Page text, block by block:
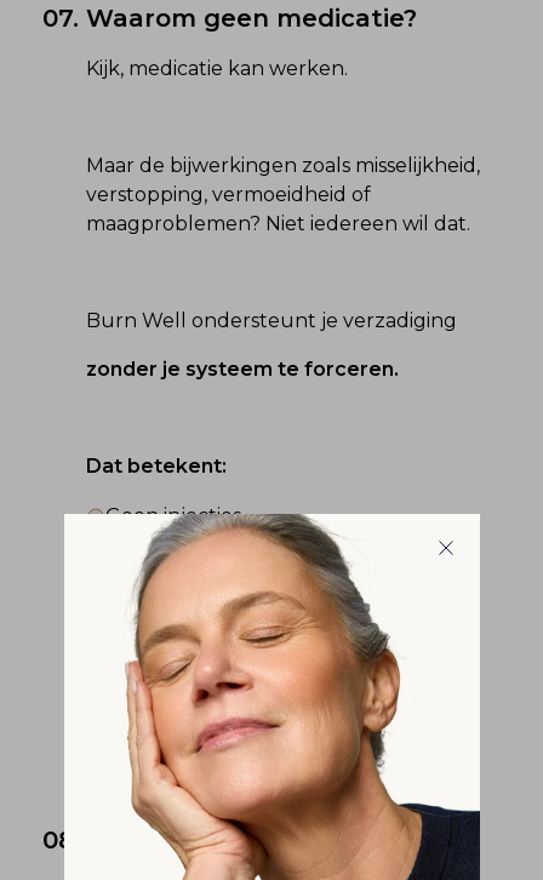
07. Waarom geen medicatie?
Kijk, medicatie kan werken.
Maar de bijwerkingen zoals misselijkheid,
verstopping, vermoeidheid of
maagproblemen? Niet iedereen wil dat.
Burn Well ondersteunt je verzadiging
zonder je systeem te forceren.
Dat betekent:
Geen injecties
Geen maagklachten
Geen doktersbezoeken
Geen afhankelijkheid
Gewoon een slimme aanvulling op je
routine.
08. Wat gebruikers zeggen: